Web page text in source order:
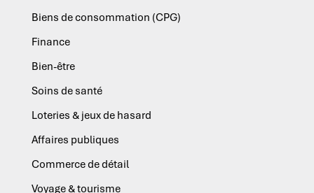
Biens de consommation (CPG)
Finance
Bien-être
Soins de santé
Loteries & jeux de hasard
Affaires publiques
Commerce de détail
Voyage & tourisme